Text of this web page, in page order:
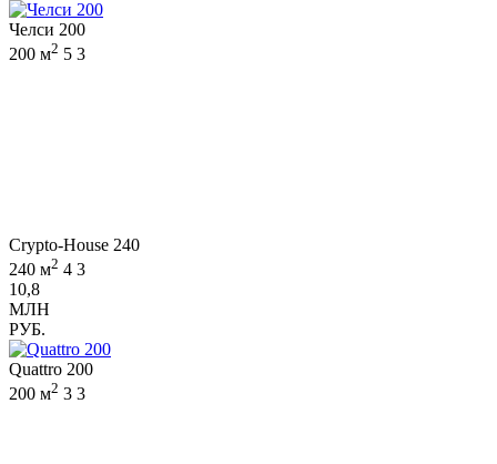
Челси 200
200 м2 5 3
Crypto-House 240
240 м2 4 3
10,8
МЛН
РУБ.
Quattro 200
200 м2 3 3